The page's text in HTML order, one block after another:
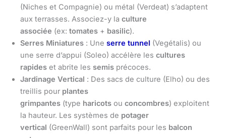
(Niches et Compagnie) ou métal (Verdeat) s’adaptent
aux terrasses. Associez-y la culture
associée (ex: tomates + basilic).
Serres Miniatures : Une serre tunnel (Vegétalis) ou
une serre d’appui (Soleo) accélère les cultures
rapides et abrite les semis précoces.
Jardinage Vertical : Des sacs de culture (Elho) ou des
treillis pour plantes
grimpantes (type haricots ou concombres) exploitent
la hauteur. Les systèmes de potager
vertical (GreenWall) sont parfaits pour les balcon